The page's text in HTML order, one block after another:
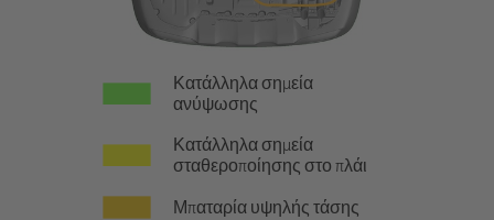
Κατάλληλα σημεία
ανύψωσης
Κατάλληλα σημεία
σταθεροποίησης στο πλάι
Μπαταρία υψηλής τάσης